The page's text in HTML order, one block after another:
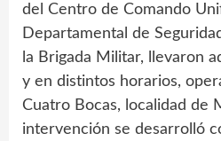
del Centro de Comando
Departamental de
la Brigada Militar, llevaron
y en distintos horarios,
Cuatro Bocas, localidad de
intervención se desarrolló